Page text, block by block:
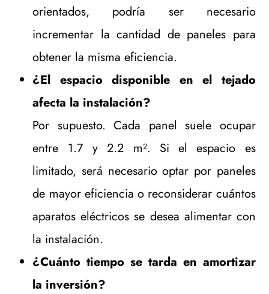
orientados, podría ser necesario
incrementar la cantidad de paneles para
obtener la misma eficiencia.
¿El espacio disponible en el tejado
afecta la instalación?
Por supuesto. Cada panel suele ocupar
entre 1.7 y 2.2 m². Si el espacio es
limitado, será necesario optar por paneles
de mayor eficiencia o reconsiderar cuántos
aparatos eléctricos se desea alimentar con
la instalación.
¿Cuánto tiempo se tarda en amortizar
la inversión?